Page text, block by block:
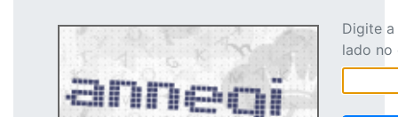
Digite
lado no